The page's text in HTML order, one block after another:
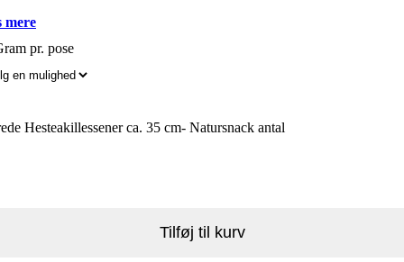
mere
pr. pose
Hesteakillessener ca. 35 cm- Natursnack antal
Tilføj til kurv